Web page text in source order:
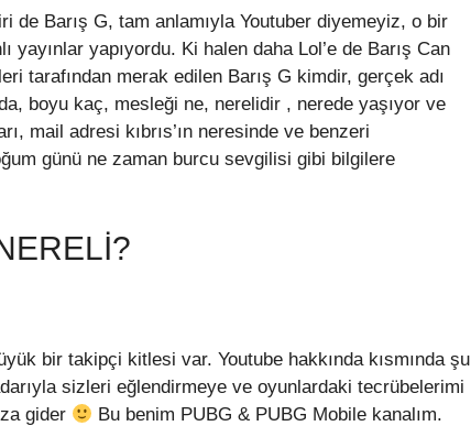
de Barış G, tam anlamıyla Youtuber diyemeyiz, o bir
yapıyordu. Ki halen daha Lol’e de Barış Can
tarafından merak edilen Barış G kimdir, gerçek adı
boyu kaç, mesleği ne, nerelidir , nerede yaşıyor ve
mail adresi kıbrıs’ın neresinde ve benzeri
günü ne zaman burcu sevgilisi gibi bilgilere
bir takipçi kitlesi var. Youtube hakkında kısmında şu
sizleri eğlendirmeye ve oyunlardaki tecrübelerimi
gider
Bu benim PUBG & PUBG Mobile kanalım.